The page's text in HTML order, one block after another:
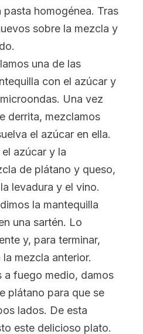
pasta homogénea. Tras
sobre la mezcla y
una de las
con el azúcar y
Una vez
derrita, mezclamos
el azúcar en ella.
azúcar y la
de plátano y queso,
levadura y el vino.
la mantequilla
una sartén. Lo
y, para terminar,
mezcla anterior.
a fuego medio, damos
plátano para que se
lados. De esta
este delicioso plato.